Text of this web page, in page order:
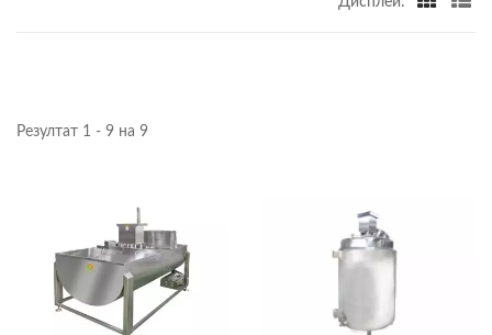
ПРОИЗВОДИТЕЛ НА
И ГОТВЕНЕ | YUNG
SOON LIH FOOD
MACHINE CO., LTD.
Резултат 1 - 9 на 9